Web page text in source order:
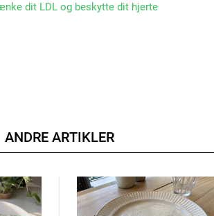
dit LDL og beskytte dit hjerte
ANDRE ARTIKLER